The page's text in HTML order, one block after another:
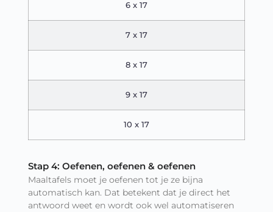
6 x 17
7 x 17
8 x 17
9 x 17
10 x 17
Stap 4: Oefenen, oefenen & oefenen
Maaltafels moet je oefenen tot je ze bijna
automatisch kan. Dat betekent dat je direct het
antwoord weet en wordt ook wel automatiseren